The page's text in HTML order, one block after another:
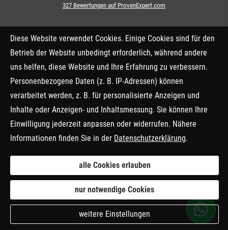
makler GmbH & Co.KG
327 Bewertungen auf ProvenExpert.com
Diese Website verwendet Cookies. Einige Cookies sind für den
Betrieb der Website unbedingt erforderlich, während andere
uns helfen, diese Website und Ihre Erfahrung zu verbessern.
Personenbezogene Daten (z. B. IP-Adressen) können
verarbeitet werden, z. B. für personalisierte Anzeigen und
Inhalte oder Anzeigen- und Inhaltsmessung. Sie können Ihre
Einwilligung jederzeit anpassen oder widerrufen. Nähere
Informationen finden Sie in der Datenschutzerklärung.
alle Cookies erlauben
nur notwendige Cookies
weitere Einstellungen